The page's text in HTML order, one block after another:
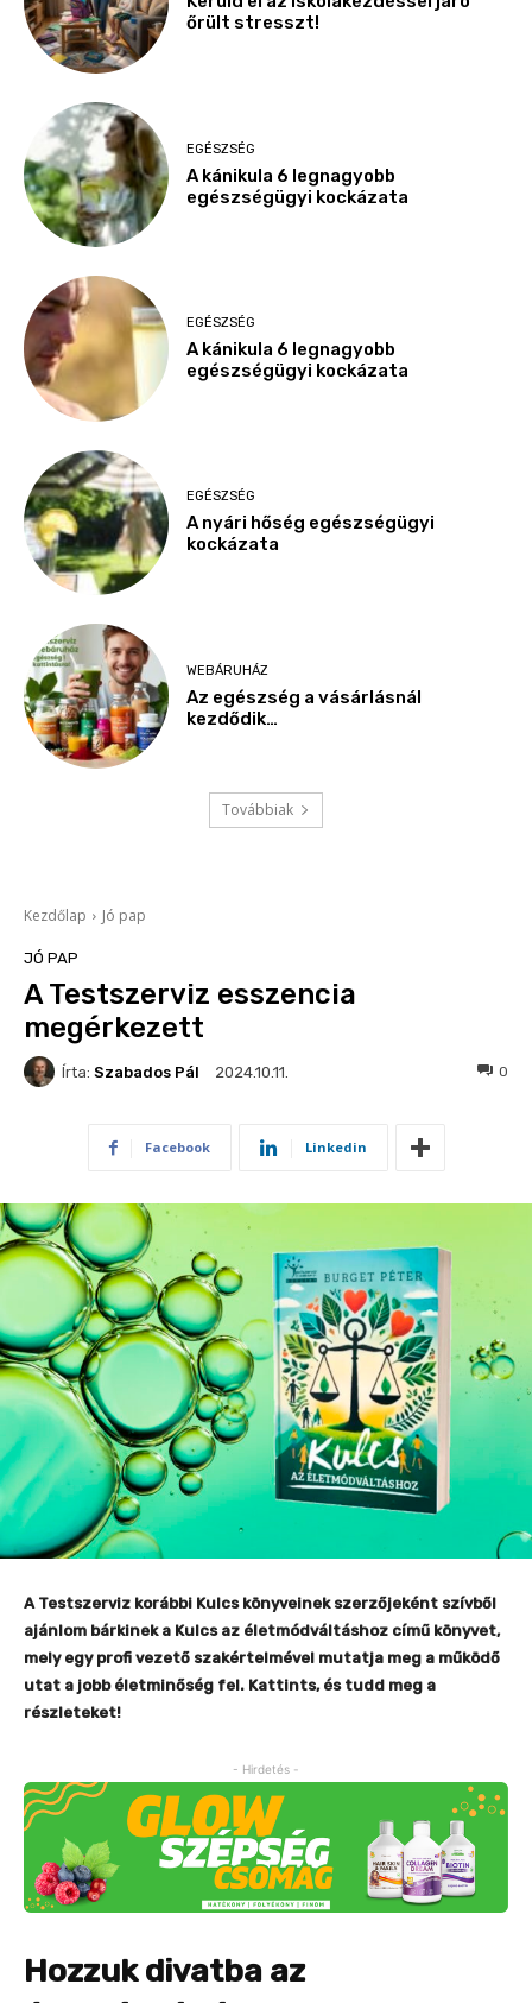
őrült stresszt!
EGÉSZSÉG
A kánikula 6 legnagyobb
egészségügyi kockázata
EGÉSZSÉG
A kánikula 6 legnagyobb
egészségügyi kockázata
EGÉSZSÉG
A nyári hőség egészségügyi
kockázata
WEBÁRUHÁZ
Az egészség a vásárlásnál
kezdődik…
Továbbiak